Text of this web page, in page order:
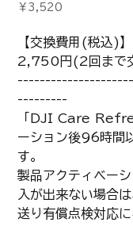
格
￥3,520
【交換費用(税込)】
2,750円(2回まで
---------
「DJI Care
ーション後96時間
す。
製品アクティベー
入が出来ない場合
送り有償点検対応